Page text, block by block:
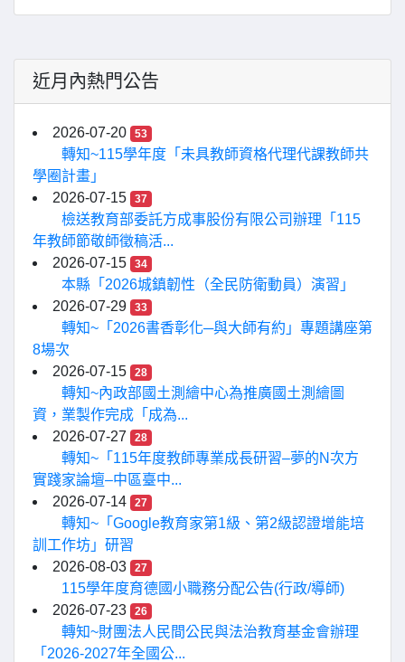
近月內熱門公告
2026-07-20 53
轉知~115學年度「未具教師資格代理代課教師共
學圈計畫」
2026-07-15
37
檢送教育部委託方成事股份有限公司辦理「115
年教師節敬師徵稿活...
2026-07-15
34
本縣「2026城鎮韌性（全民防衛動員）演習」
2026-07-29
33
轉知~「2026書香彰化─與大師有約」專題講座第
8場次
2026-07-15
28
轉知~內政部國土測繪中心為推廣國土測繪圖
資，業製作完成「成為...
2026-07-27
28
轉知~「115年度教師專業成長研習–夢的N次方
實踐家論壇–中區臺中...
2026-07-14
27
轉知~「Google教育家第1級、第2級認證增能培
訓工作坊」研習
2026-08-03
27
115學年度育德國小職務分配公告(行政/導師)
2026-07-23
26
轉知~財團法人民間公民與法治教育基金會辦理
「2026-2027年全國公...